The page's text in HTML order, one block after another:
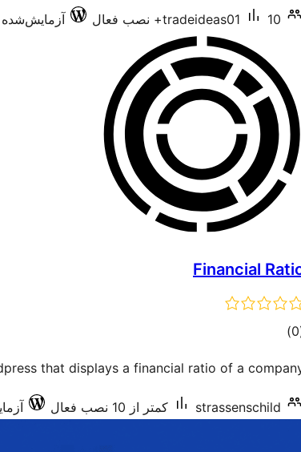
tradeideas01 10+ نصب فعال آزمایش‌شده با
Financial
مجموع)
that displays a financial ratio of a
strassenschild کمتر از 10 نصب فعال